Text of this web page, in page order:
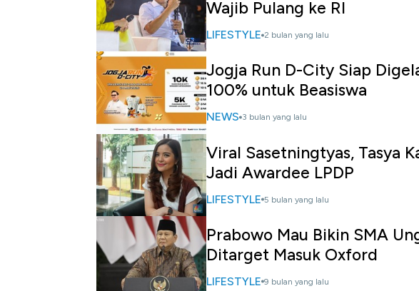
Wajib Pulang ke RI
LIFESTYLE 2 bulan yang lalu
Jogja Run D-City Siap
100% untuk Beasiswa
NEWS 3 bulan yang lalu
Viral Sasetningtyas, Tasya
Jadi Awardee LPDP
LIFESTYLE 5 bulan yang lalu
Prabowo Mau Bikin SMA
Ditarget Masuk Oxford
LIFESTYLE 9 bulan yang lalu